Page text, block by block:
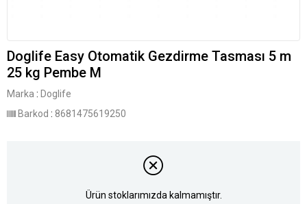
Doglife Easy Otomatik Gezdirme Tasması 5 m
25 kg Pembe M
Marka : Doglife
Barkod : 8681475619250
Ürün stoklarımızda kalmamıştır.